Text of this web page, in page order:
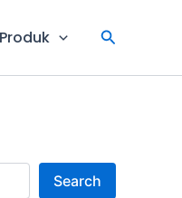
Search
Search